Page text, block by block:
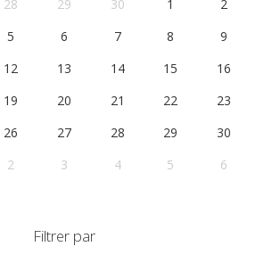
28 29 30 1
2
5 6 7 8
9
12 13 14 15
16
19 20 21 22
23
26 27 28 29
30
2 3 4 5 6
Filtrer par